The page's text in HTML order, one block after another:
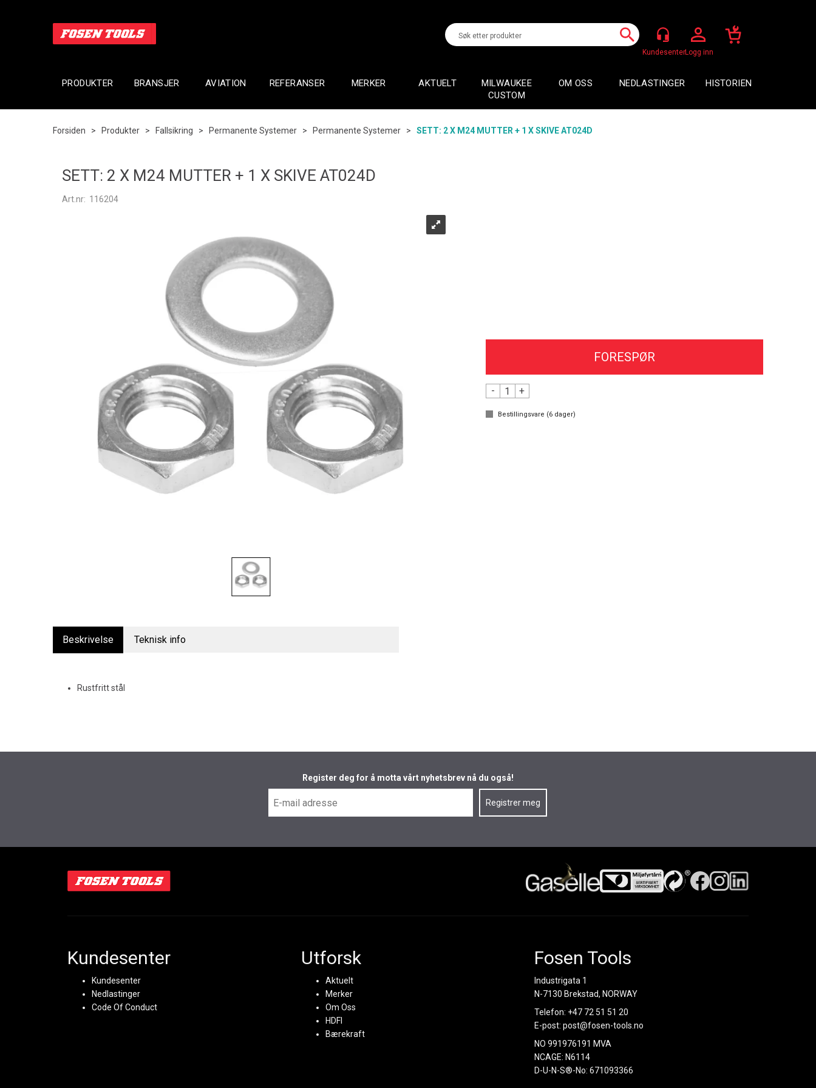
Logg inn
PRODUKTER BRANSJER AVIATION REFERANSER MERKER AKTUELT
MILWAUKEE
CUSTOM
OM OSS NEDLASTINGER HISTORIEN
Forsiden > Produkter > Fallsikring > Permanente Systemer > Permanente Systemer > SETT: 2 X M24 MUTTER + 1 X SKIVE AT024D
SETT: 2 X M24 MUTTER + 1 X SKIVE AT024D
Art.nr: 116204
FORESPØR
- +
Bestillingsvare (6dager)
Beskrivelse Teknisk info
Rustfritt stål
Register deg for å motta vårt nyhetsbrev nå du også!
Kundesenter
Kundesenter
Nedlastinger
Code Of Conduct
Utforsk
Aktuelt
Merker
Om Oss
HDFI
Bærekraft
Fosen Tools
Industrigata 1
N-7130 Brekstad, NORWAY
Telefon: +47 72 51 51 20
E-post:post@fosen-tools.no
NO 991976191 MVA
NCAGE: N6114
D-U-N-S®-No: 671093366